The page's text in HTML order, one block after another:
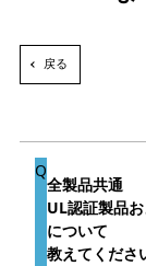
戻る
全製品共通
UL認証製品
について
教えてくださ